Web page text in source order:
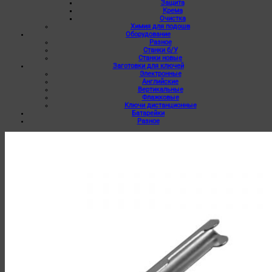
Защита
Крема
Очистка
Химия для подошв
Оборудование
Разное
Станки б/У
Станки новые
Заготовки для ключей
Электронные
Английские
Вертикальные
Флажковые
Ключи дистанционные
Батарейки
Разное